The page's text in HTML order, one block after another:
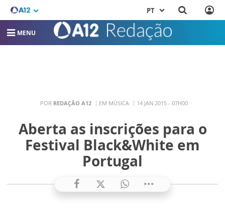
PT
MENU
POR REDAÇÃO A12 EM MÚSICA 14 JAN 2015 - 07H00
Aberta as inscrições para o
Festival Black&White em
Portugal